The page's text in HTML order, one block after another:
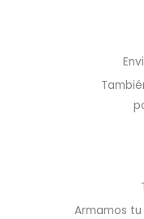
Armamos